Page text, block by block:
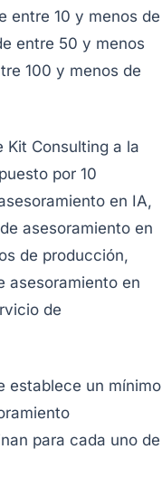
entre 10 y menos de
entre 50 y menos
100 y menos de
Kit Consulting a la
por 10
en IA,
asesoramiento en
de producción,
asesoramiento en
de
establece un mínimo
para cada uno de